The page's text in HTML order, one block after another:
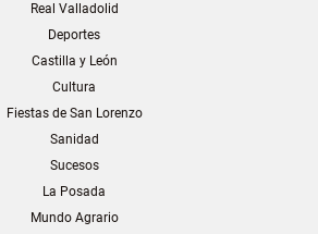
Real Valladolid
Deportes
Castilla y León
Cultura
Fiestas de San Lorenzo
Sanidad
Sucesos
La Posada
Mundo Agrario